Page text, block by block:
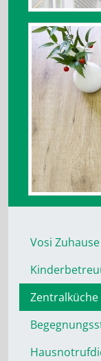
Vosi Zuhause